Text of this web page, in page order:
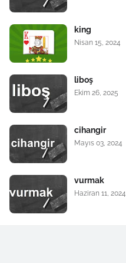
king
Nisan 15, 2024
liboş
Ekim 26, 2025
cihangir
Mayıs 03, 2024
vurmak
Haziran 11, 2024